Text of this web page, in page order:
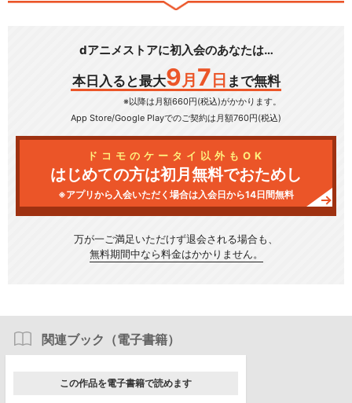
dアニメストアに初入会のあなたは…
本日入ると最大9 月 7 日 まで無料
※以降は月額660円(税込)がかかります。
App Store/Google Playでのご契約は月額760円(税込)
ドコモのケータイ以外もOK
はじめての方は初月無料でおためし
※アプリから入会いただく場合は入会日から14日間無料
万が一ご満足いただけず退会される場合も、
無料期間中なら料金はかかりません。
関連ブック（電子書籍）
この作品を電子書籍で読めます